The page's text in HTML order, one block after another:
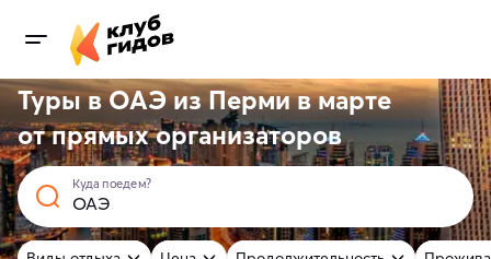
Туры в ОАЭ из Перми в марте
отпрямыхорганизаторов
Куда поедем?